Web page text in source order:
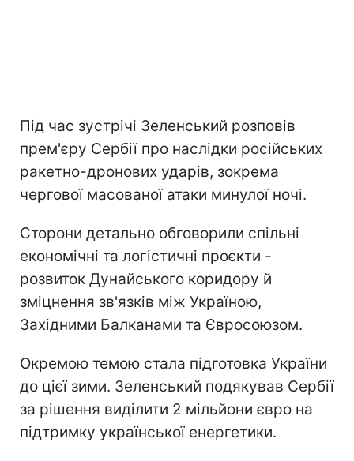
Під час зустрічі Зеленський розповів
прем'єру Сербії про наслідки російських
ракетно-дронових ударів, зокрема
чергової масованої атаки минулої ночі.
Сторони детально обговорили спільні
економічні та логістичні проєкти -
розвиток Дунайського коридору й
зміцнення зв'язків між Україною,
Західними Балканами та Євросоюзом.
Окремою темою стала підготовка України
до цієї зими. Зеленський подякував Сербії
за рішення виділити 2 мільйони євро на
підтримку української енергетики.